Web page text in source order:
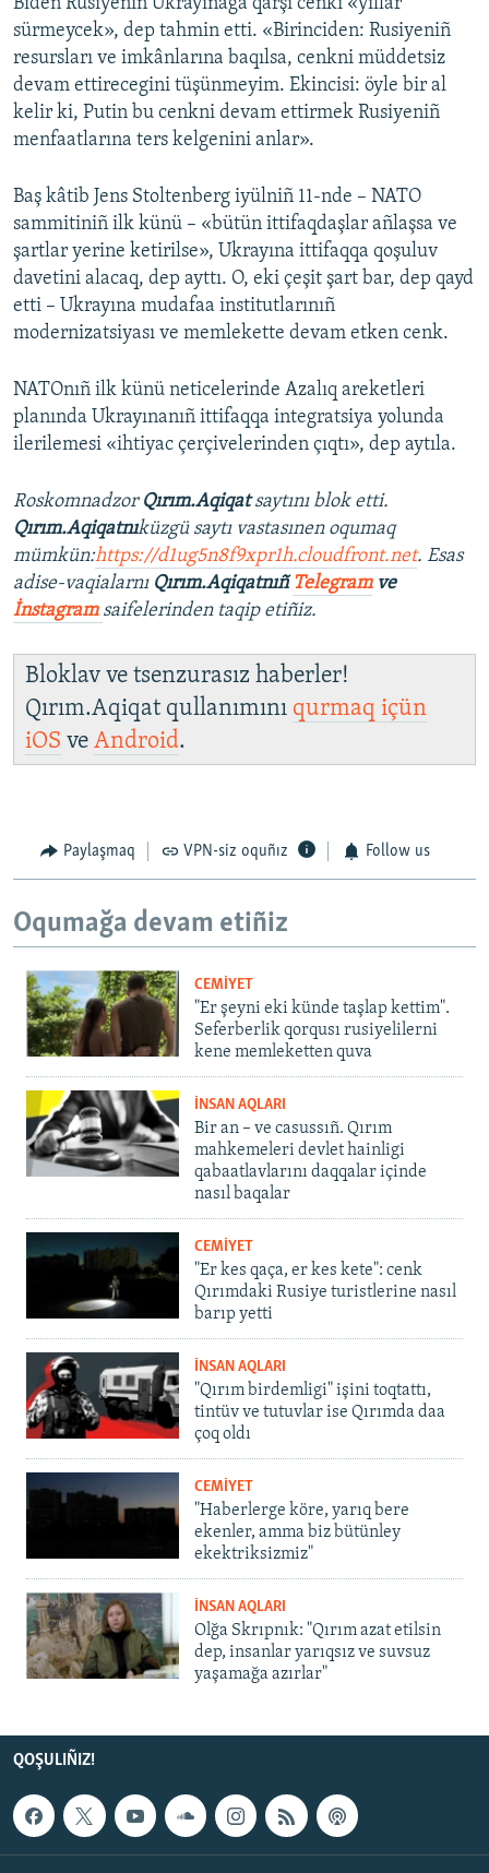
Biden Rusiyeniñ Ukrayınağa qarşı cenki «yıllar
sürmeycek», dep tahmin etti. «Birinciden: Rusiyeniñ
resursları ve imkânlarına baqılsa, cenkni müddetsiz
devam ettirecegini tüşünmeyim. Ekincisi: öyle bir al
kelir ki, Putin bu cenkni devam ettirmek Rusiyeniñ
menfaatlarına ters kelgenini anlar».
Baş kâtib Jens Stoltenberg iyülniñ 11-nde – NATO
sammitiniñ ilk künü – «bütün ittifaqdaşlar añlaşsa ve
şartlar yerine ketirilse», Ukrayına ittifaqqa qoşuluv
davetini alacaq, dep ayttı. O, eki çeşit şart bar, dep qayd
etti – Ukrayına mudafaa institutlarınıñ
modernizatsiyası ve memlekette devam etken cenk.
NATOnıñ ilk künü neticelerinde Azalıq areketleri
planında Ukrayınanıñ ittifaqqa integratsiya yolunda
ilerilemesi «ihtiyac çerçivelerinden çıqtı», dep aytıla.
Roskomnadzor Qırım.Aqiqatsaytını blok etti.
Qırım.Aqiqatnıküzgü saytı vastasınen oqumaq
mümkün:https://d1ug5n8f9xpr1h.cloudfront.net. Esas
adise-vaqialarnı Qırım.Aqiqatnıñ Telegramve
İnstagram saifelerinden taqip etiñiz.
Bloklav ve tsenzurasız haberler!
Qırım.Aqiqat qullanımını qurmaq içün
iOS ve Android.
Paylaşmaq VPN-siz oquñız Follow us
Oqumağa devam etiñiz
CEMİYET
"Er şeyni eki künde taşlap kettim".
Seferberlik qorqusı rusiyelilerni
kene memleketten quva
İNSAN AQLARI
Bir an – ve casussıñ. Qırım
mahkemeleri devlet hainligi
qabaatlavlarını daqqalar içinde
nasıl baqalar
CEMİYET
"Er kes qaça, er kes kete": cenk
Qırımdaki Rusiye turistlerine nasıl
barıp yetti
İNSAN AQLARI
"Qırım birdemligi" işini toqtattı,
tintüv ve tutuvlar ise Qırımda daa
çoq oldı
CEMİYET
"Haberlerge köre, yarıq bere
ekenler, amma biz bütünley
ekektriksizmiz"
İNSAN AQLARI
Olğa Skrıpnık: "Qırım azat etilsin
dep, insanlar yarıqsız ve suvsuz
yaşamağa azırlar"
QOŞULIÑIZ!